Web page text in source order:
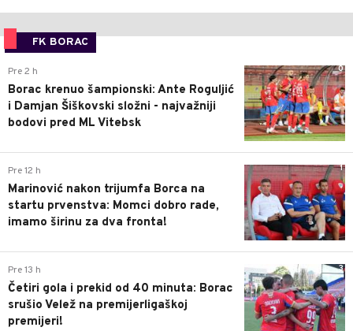
FK BORAC
0
Pre 2 h
Borac krenuo šampionski: Ante Roguljić
i Damjan Šiškovski složni - najvažniji
bodovi pred ML Vitebsk
1
Pre 12 h
Marinović nakon trijumfa Borca na
startu prvenstva: Momci dobro rade,
imamo širinu za dva fronta!
3
Pre 13 h
Četiri gola i prekid od 40 minuta: Borac
srušio Velež na premijerligaškoj
premijeri!